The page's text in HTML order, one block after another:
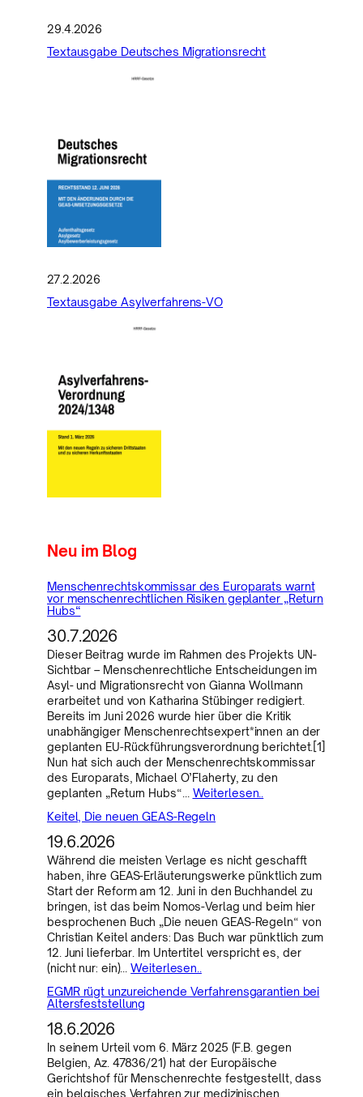
29.4.2026
Textausgabe Deutsches Migrationsrecht
27.2.2026
Textausgabe Asylverfahrens-VO
Neu im Blog
Menschenrechtskommissar des Europarats warnt
vor menschenrechtlichen Risiken geplanter „Return
Hubs“
30.7.2026
Dieser Beitrag wurde im Rahmen des Projekts UN-
Sichtbar – Menschenrechtliche Entscheidungen im
Asyl- und Migrationsrecht von Gianna Wollmann
erarbeitet und von Katharina Stübinger redigiert.
Bereits im Juni 2026 wurde hier über die Kritik
unabhängiger Menschenrechtsexpert*innen an der
geplanten EU-Rückführungsverordnung berichtet.[1]
Nun hat sich auch der Menschenrechtskommissar
des Europarats, Michael O’Flaherty, zu den
geplanten „Return Hubs“… Weiterlesen..
Keitel, Die neuen GEAS-Regeln
19.6.2026
Während die meisten Verlage es nicht geschafft
haben, ihre GEAS-Erläuterungswerke pünktlich zum
Start der Reform am 12. Juni in den Buchhandel zu
bringen, ist das beim Nomos-Verlag und beim hier
besprochenen Buch „Die neuen GEAS-Regeln“ von
Christian Keitel anders: Das Buch war pünktlich zum
12. Juni lieferbar. Im Untertitel verspricht es, der
(nicht nur: ein)…Weiterlesen..
EGMR rügt unzureichende Verfahrensgarantien bei
Altersfeststellung
18.6.2026
In seinem Urteil vom 6. März 2025 (F.B. gegen
Belgien, Az. 47836/21) hat der Europäische
Gerichtshof für Menschenrechte festgestellt, dass
ein belgisches Verfahren zur medizinischen